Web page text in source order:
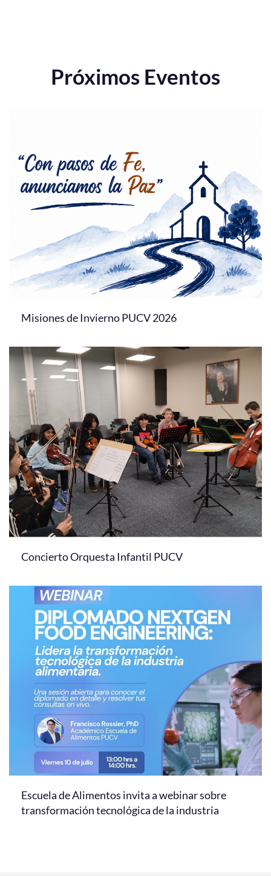
Próximos Eventos
Misiones de Invierno PUCV 2026
Concierto Orquesta Infantil PUCV
Escuela de Alimentos invita a webinar sobre
transformación tecnológica de la industria